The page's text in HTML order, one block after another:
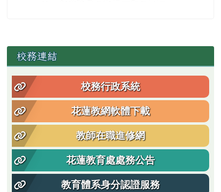
左邊區域內容
校務連結
校務行政系統
花蓮教網軟體下載
教師在職進修網
花蓮教育處處務公告
教育體系身分認證服務